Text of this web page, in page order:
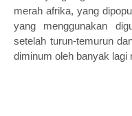
merah afrika, yang
yang menggunakan
setelah turun-temurun
diminum oleh banyak lagi